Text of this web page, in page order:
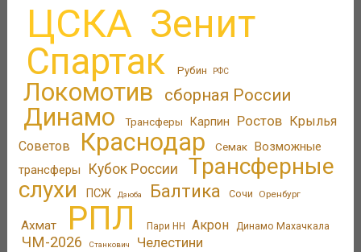
ЦСКА Зенит
Спартак Рубин РФС
Локомотив сборная России
Динамо Трансферы Карпин Ростов
Крылья
Советов
Краснодар Семак Возможные
трансферы
Кубок России
Трансферные
слухи
ПСЖ Дзюба Балтика Сочи Оренбург
Ахмат РПЛ Пари НН Акрон Динамо Махачкала
ЧМ-2026 Станкович Челестини